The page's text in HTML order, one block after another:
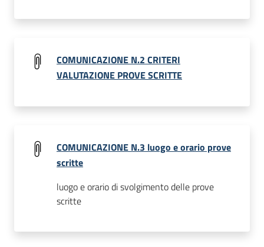
COMUNICAZIONE N.2 CRITERI
VALUTAZIONE PROVE SCRITTE
COMUNICAZIONE N.3 luogo e orario prove
scritte
luogo e orario di svolgimento delle prove
scritte